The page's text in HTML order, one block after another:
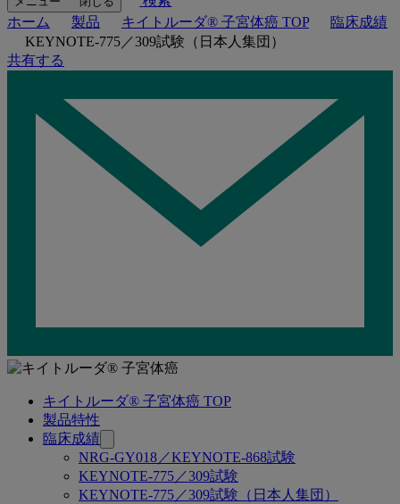
ホーム
製品 キイトルーダ® 子宮体癌 TOP
臨床成績
KEYNOTE-775／309試験（日本人集団）
共有する
キイトルーダ® 子宮体癌 TOP
製品特性
臨床成績
NRG-GY018／KEYNOTE-868試験
KEYNOTE-775／309試験
KEYNOTE-775／309試験（日本人集団）